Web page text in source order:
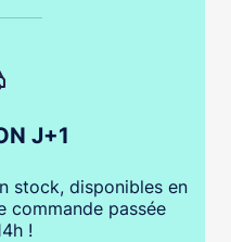
J+1
stock, disponibles en
commande passée
!